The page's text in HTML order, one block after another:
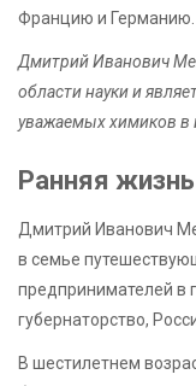
Францию и Германию.
Дмитрий Иванович
области науки и
уважаемых химиков в
Ранняя
Дмитрий Иванович
в семье
предпринимателей в
губернаторство,
В шестилетнем